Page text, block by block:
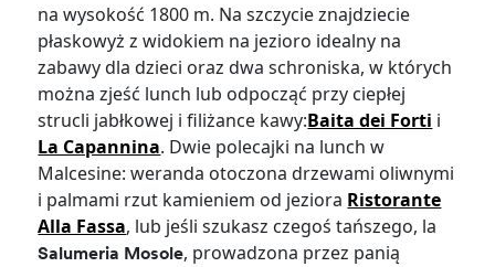
na wysokość 1800 m. Na szczycie znajdziecie
płaskowyż z widokiem na jezioro idealny na
zabawy dla dzieci oraz dwa schroniska, w których
można zjeść lunch lub odpocząć przy ciepłej
strucli jabłkowej i filiżance kawy:Baita dei Forti i
La Capannina. Dwie polecajki na lunch w
Malcesine: weranda otoczona drzewami oliwnymi
i palmami rzut kamieniem od jeziora Ristorante
Alla Fassa, lub jeśli szukasz czegoś tańszego, la
Salumeria Mosole, prowadzona przez panią